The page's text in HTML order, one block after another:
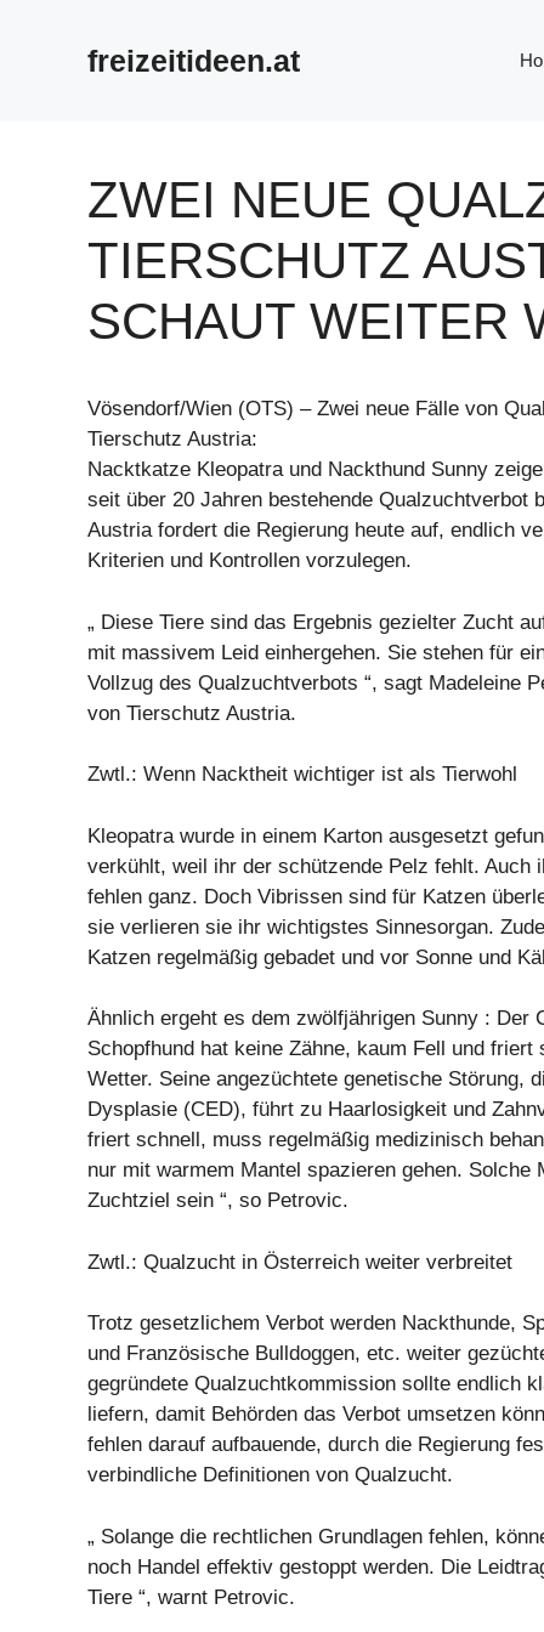
freizeitideen.at
ZWEI NEUE
TIERSCHUTZ
SCHAUT WEITER
Vösendorf/Wien (OTS) – Zwei neue Fälle von
Tierschutz Austria:
Nacktkatze Kleopatra und Nackthund Sunny
seit über 20 Jahren bestehende Qualzuchtverbot
Austria fordert die Regierung heute auf, endlich
Kriterien und Kontrollen vorzulegen.
„ Diese Tiere sind das Ergebnis gezielter Zucht
mit massivem Leid einhergehen. Sie stehen für
Vollzug des Qualzuchtverbots “, sagt Madeleine
von Tierschutz Austria.
Zwtl.: Wenn Nacktheit wichtiger ist als Tierwohl
Kleopatra wurde in einem Karton ausgesetzt
verkühlt, weil ihr der schützende Pelz fehlt. Auch
fehlen ganz. Doch Vibrissen sind für Katzen
sie verlieren sie ihr wichtigstes Sinnesorgan.
Katzen regelmäßig gebadet und vor Sonne und
Ähnlich ergeht es dem zwölfjährigen Sunny : Der
Schopfhund hat keine Zähne, kaum Fell und friert
Wetter. Seine angezüchtete genetische Störung,
Dysplasie (CED), führt zu Haarlosigkeit und
friert schnell, muss regelmäßig medizinisch
nur mit warmem Mantel spazieren gehen. Solche
Zuchtziel sein “, so Petrovic.
Zwtl.: Qualzucht in Österreich weiter verbreitet
Trotz gesetzlichem Verbot werden Nackthunde,
und Französische Bulldoggen, etc. weiter
gegründete Qualzuchtkommission sollte endlich
liefern, damit Behörden das Verbot umsetzen
fehlen darauf aufbauende, durch die Regierung
verbindliche Definitionen von Qualzucht.
„ Solange die rechtlichen Grundlagen fehlen,
noch Handel effektiv gestoppt werden. Die
Tiere “, warnt Petrovic.